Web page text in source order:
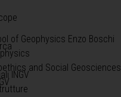
of Geophysics Enzo Boschi
and Social Geosciences
INGV